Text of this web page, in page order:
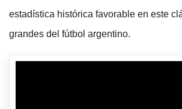
estadística histórica favorable en este
grandes del fútbol argentino.